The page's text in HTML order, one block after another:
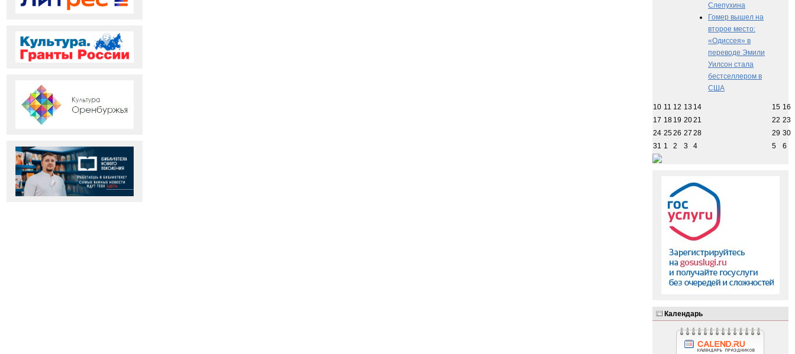
Слепухина
Гомер вышел на
второе место:
«Одиссея» в
переводе Эмили
Уилсон стала
бестселлером в
США
10 11 12 13 14 15 16
17 18 19 2021 22 23
24 2526 27 28 29 30
31 1 2 3 4 5 6
Календарь